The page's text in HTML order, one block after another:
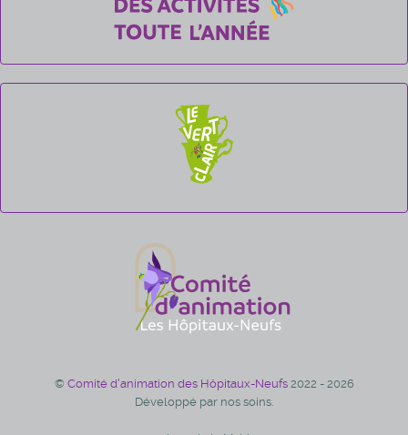
© Comité d'animation des Hôpitaux-Neufs 2022 - 2026
Développé par nos soins.